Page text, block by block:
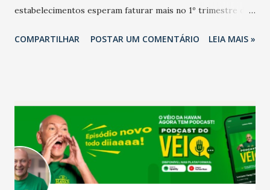
estabelecimentos esperam faturar mais no 1º trimestre de
relação ao último trimestre deste ano, 56% também
confraternizações de fim de ano e pelo pagamento do 13º
Salário para um número maior de trabalhadores, já que o
país tem a menor taxa de desemprego dos anos recentes.
Ainda segundo a Pesquisa, em novembro de 2025, 40% dos
bares e restaurantes operaram com lucro e outros 40%
COMPARTILHAR POSTAR UM COMENTÁRIO LEIA MAIS »